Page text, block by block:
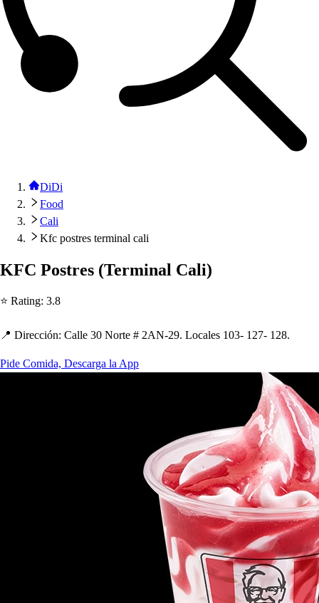
DiDi
Food
Cali
Kfc postres terminal cali
KFC Postres (Terminal Cali)
⭐ Rating: 3.8
📍 Dirección: Calle 30 Norte # 2AN-29. Locales 103- 127- 128.
Pide Comida, Descarga la App